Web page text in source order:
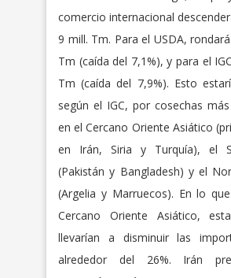
comercio internacional
9 mill. Tm. Para el USDA,
Tm (caída del 7,1%), y para el
Tm (caída del 7,9%). Esto
según el IGC, por cosechas
en el Cercano Oriente Asiático
en Irán, Siria y Turquía), el
(Pakistán y Bangladesh) y el
(Argelia y Marruecos). En lo
Cercano Oriente Asiático,
llevarían a disminuir las
alrededor del 26%. Irán